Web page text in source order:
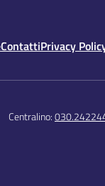
ContattiPrivacy
Centralino: